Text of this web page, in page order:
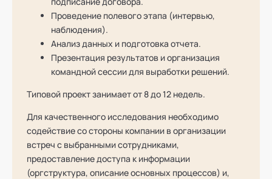
Проведение полевого этапа (интервью,
наблюдения).
Анализ данных и подготовка отчета.
Презентация результатов и организация
командной сессии для выработки решений.
Типовой проект занимает от 8 до 12 недель.
Для качественного исследования необходимо
содействие со стороны компании в организации
встреч с выбранными сотрудниками,
предоставление доступа к информации
(оргструктура, описание основных процессов) и,